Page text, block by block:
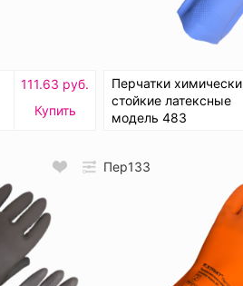
111.63 руб.
Купить
Перчатки химически
стойкие латексные
модель 483
Пер133